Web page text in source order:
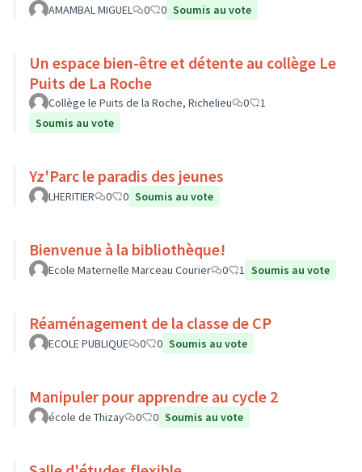
AMAMBAL MIGUEL 0 0 Soumis au vote
Un espace bien-être et détente au collège Le
Puits de La Roche
Collège le Puits de la Roche, Richelieu 0
1
Soumis au vote
Yz'Parc le paradis des jeunes
LHERITIER 0 0 Soumis au vote
Bienvenue à la bibliothèque!
Ecole Maternelle Marceau Courier 0 1 Soumis au vote
Réaménagement de la classe de CP
ECOLE PUBLIQUE 0 0 Soumis au vote
Manipuler pour apprendre au cycle 2
école de Thizay 0 0 Soumis au vote